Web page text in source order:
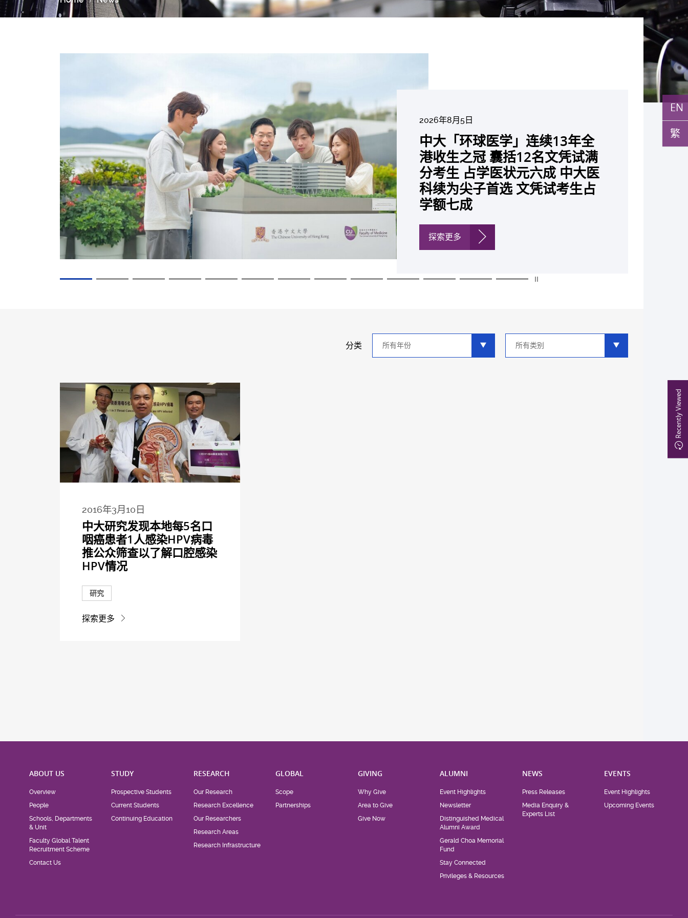
Recently Viewed
EN
繁
2026年8月5日
中大「环球医学」连续13年全
港收生之冠 囊括12名文凭试满
分考生 占学医状元六成 中大医
科续为尖子首选 文凭试考生占
学额七成
探索更多
中大研发「AI-OCT」系统助测
糖尿黄斑水肿 假阳性转介个案
锐减六成 缩短患者轮候诊症时
间
探索更多
中大黄秀娟教授获颁中国工程界
最高荣誉「光华工程科技奖」
成为今届医药衞生领域唯一香港
学者
探索更多
中大新设「香港中文大学凤凰奖
学金」嘉许公开试状元 鼓励学
医状元走出课堂放眼世界 装备
21世纪妙手仁医
探索更多
中大全新一站式PGT-Plus方案
精准辨识传统检测中复杂基因异
常「盲点」 降低人工受孕流产
及异常妊娠风险
探索更多
2026年6月22日
中大发现青光眼治疗新靶点 小
鼠实验证实可恢复七成视力 有
助开创崭新神经保护疗法
探索更多
2026年6月17日
中大成功拆解肝癌免疫治疗耐药
性机制 揭一种免疫细胞具「除
废喂食」新功能助癌细胞耐药性
探索更多
2026年6月10日
中大与多名全球专家共同牵头跨
国肺癌研究 逾半晚期ALK阳性
肺癌病人七年无恶化 因特定基
因异常而引起的肺癌有望变成
「慢性病」 患者可与病共存
探索更多
2026年6月5日
中大教授陈重娥获颁「清野裕杰
出领袖奖」 成为本港首名学者
荣膺亚洲糖尿病教研最高荣誉
探索更多
2026年6月2日
中大汇聚逾200位区域专家 探讨
私人医疗保险如何推动全民健康
覆盖
探索更多
2026年5月19日
中大张源津医生成首位亚洲研究
员 荣获国际泌尿科权威奖项
John K. Lattimer 讲座奖
探索更多
2026年5月14日
中大取得「从实验室到临床应
用」研究突破 初步证实GLP-1
药物可改善严重中风康复情况
探索更多
分类
类
分
2016年3月10日
中大研究发现本地每5名口
咽癌患者1人感染HPV病毒
推公众筛查以了解口腔感染
HPV情况
研究
探索更多
ABOUT US
Overview
People
Schools, Departments
& Unit
Faculty Global Talent
Recruitment Scheme
Contact Us
STUDY
Prospective Students
Current Students
Continuing Education
RESEARCH
Our Research
Research Excellence
Our Researchers
Research Areas
Research Infrastructure
GLOBAL
Scope
Partnerships
GIVING
Why Give
Area to Give
Give Now
ALUMNI
Event Highlights
Newsletter
Distinguished Medical
Alumni Award
Gerald Choa Memorial
Fund
Stay Connected
Privileges & Resources
NEWS
Press Releases
Media Enquiry &
Experts List
EVENTS
Event Highlights
Upcoming Events